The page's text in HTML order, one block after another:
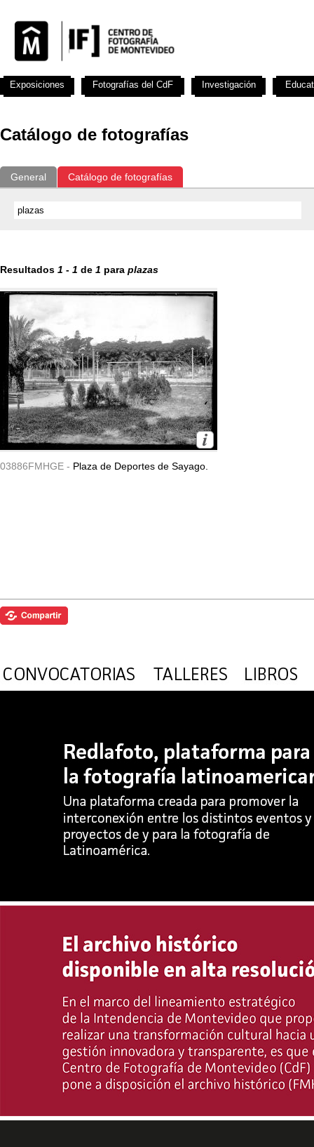
Catálogo de fotografías
General Catálogo de fotografías
Resultados 1 - 1 de 1 para plazas
03886FMHGE - Plaza de Deportes de Sayago.
Exposiciones Fotografías del CdF Investigación